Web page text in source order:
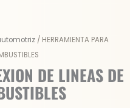
/ HERRAMIENTA PARA
DE LINEAS DE